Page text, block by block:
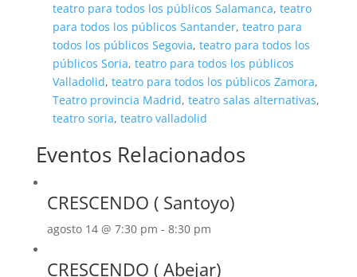
teatro para todos los públicos Salamanca, teatro
para todos los públicos Santander, teatro para
todos los públicos Segovia, teatro para todos los
públicos Soria, teatro para todos los públicos
Valladolid, teatro para todos los públicos Zamora,
Teatro provincia Madrid, teatro salas alternativas,
teatro soria, teatro valladolid
Eventos Relacionados
CRESCENDO ( Santoyo)
agosto 14 @ 7:30 pm - 8:30 pm
CRESCENDO ( Abejar)